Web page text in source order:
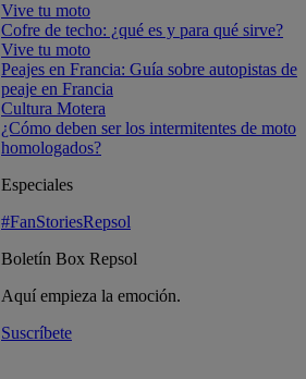
Vive tu moto
Cofre de techo: ¿qué es y para qué sirve?
Vive tu moto
Peajes en Francia: Guía sobre autopistas de
peaje en Francia
Cultura Motera
¿Cómo deben ser los intermitentes de moto
homologados?
Especiales
#FanStoriesRepsol
Boletín Box Repsol
Aquí empieza la emoción.
Suscríbete